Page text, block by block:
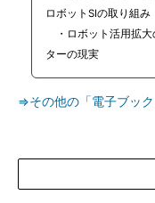
ロボットSIの取り組み
・ロボット活用拡大
ターの現実
⇒その他の「電子ブッ